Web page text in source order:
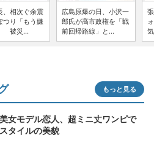
、相次ぐ余震
つり「もう嫌
被災...
広島原爆の日、小沢一
郎氏が高市政権を「戦
前回帰路線」と...
もっと見る
女モデル恋人、超ミニ丈ワンピで
タイルの美貌